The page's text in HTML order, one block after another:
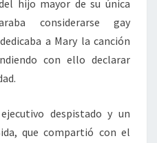
hijo mayor de su única
considerarse gay
a Mary la canción
con ello declarar
despistado y un
que compartió con el